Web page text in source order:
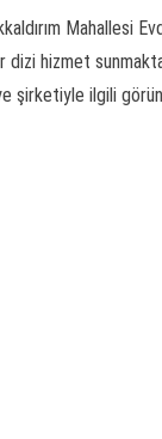
hizmet
şirketiyle ilgili